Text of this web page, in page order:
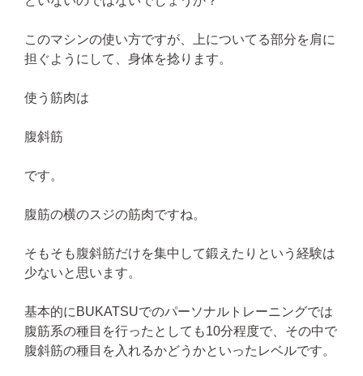
このマシンの使い方ですが、上についてる部分を肩に
担ぐようにして、身体を捻ります。
使う筋肉は
腹斜筋
です。
腹筋の横のスジの筋肉ですね。
そもそも腹斜筋だけを集中して鍛えたりという経験は
少ないと思います。
基本的にBUKATSUでのパーソナルトレーニングでは
腹筋系の種目を行ったとしても10分程度で、その中で
腹斜筋の種目を入れるかどうかといったレベルです。